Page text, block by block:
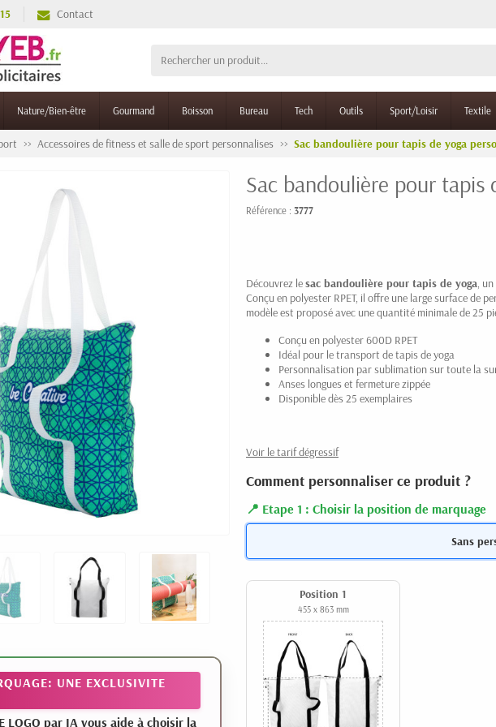
Contact
Nature/Bien-être Gourmand Boisson Bureau Tech Outils Sport/Loisir Textile
Accessoires de fitness et salle de sport personnalises Sac bandoulière pour tapis de yoga
UNE EXCLUSIVITE
LOGO par IA vous aide à choisir la
Sac bandoulière pour tapis
Référence : 3777
Découvrez lesac bandoulière pour tapis de yoga,
Conçu en polyester RPET, il offre une large surface de
modèle est proposé avec une quantité minimale de 25
Conçu en polyester 600D RPET
Idéal pour le transport de tapis de yoga
Personnalisation par sublimation sur toute la
Anses longues et fermeture zippée
Disponible dès 25 exemplaires
Voir le tarif dégressif
Comment personnaliser ce produit ?
Etape 1 : Choisir la position de marquage
Sans
Position 1
455 x 863 mm